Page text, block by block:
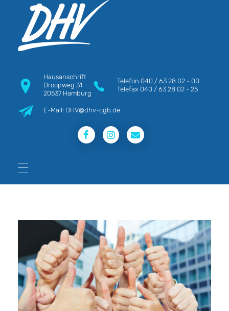
Hausanschrift
Droopweg 31
20537 Hamburg
Telefon 040 / 63 28 02 - 00
Telefax 040 / 63 28 02 - 25
E-Mail: DHV@dhv-cgb.de